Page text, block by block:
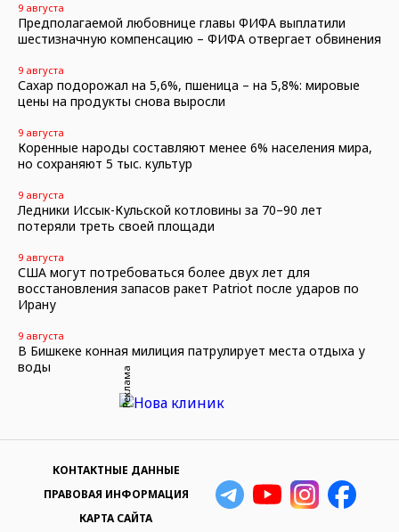
9 августа
Предполагаемой любовнице главы ФИФА выплатили
шестизначную компенсацию – ФИФА отвергает обвинения
9 августа
Сахар подорожал на 5,6%, пшеница – на 5,8%: мировые
цены на продукты снова выросли
9 августа
Коренные народы составляют менее 6% населения мира,
но сохраняют 5 тыс. культур
9 августа
Ледники Иссык-Кульской котловины за 70–90 лет
потеряли треть своей площади
9 августа
США могут потребоваться более двух лет для
восстановления запасов ракет Patriot после ударов по
Ирану
9 августа
В Бишкеке конная милиция патрулирует места отдыха у
воды
Реклама
КОНТАКТНЫЕ ДАННЫЕ
ПРАВОВАЯ ИНФОРМАЦИЯ
КАРТА САЙТА